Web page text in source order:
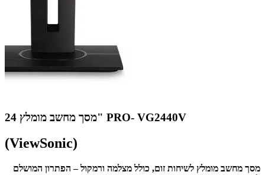
מסך מחשב מומלץ 24" PRO- VG2440V
(ViewSonic)
מסך מחשב מומלץ לשיחות זום, כולל מצלמה ורמקול – הפתרון המושלם